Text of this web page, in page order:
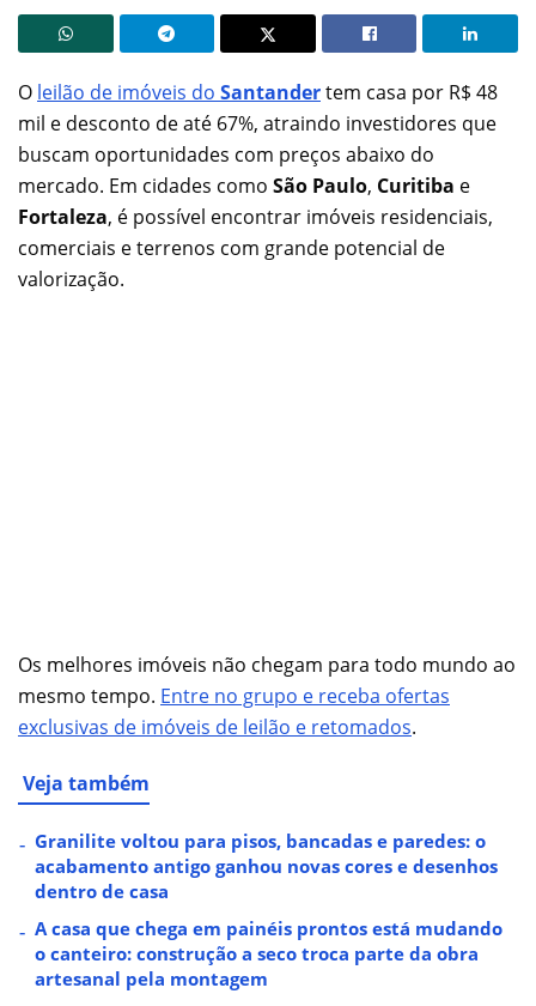
O leilão de imóveis do Santandertem casa por R$ 48
mil e desconto de até 67%, atraindo investidores que
buscam oportunidades com preços abaixo do
mercado. Em cidades como São Paulo, Curitiba e
Fortaleza, é possível encontrar imóveis residenciais,
comerciais e terrenos com grande potencial de
valorização.
Os melhores imóveis não chegam para todo mundo ao
mesmo tempo. Entre no grupo e receba ofertas
exclusivas de imóveis de leilão e retomados.
Veja também
Granilite voltou para pisos, bancadas e paredes: o
acabamento antigo ganhou novas cores e desenhos
dentro de casa
A casa que chega em painéis prontos está mudando
o canteiro: construção a seco troca parte da obra
artesanal pela montagem